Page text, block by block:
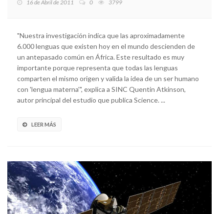
16 de Abril de 2011 0 3799
"Nuestra investigación indica que las aproximadamente
6.000 lenguas que existen hoy en el mundo descienden de
un antepasado común en África. Este resultado es muy
importante porque representa que todas las lenguas
comparten el mismo origen y valida la idea de un ser humano
con 'lengua materna'", explica a SINC Quentin Atkinson,
autor principal del estudio que publica Science. ...
LEER MÁS